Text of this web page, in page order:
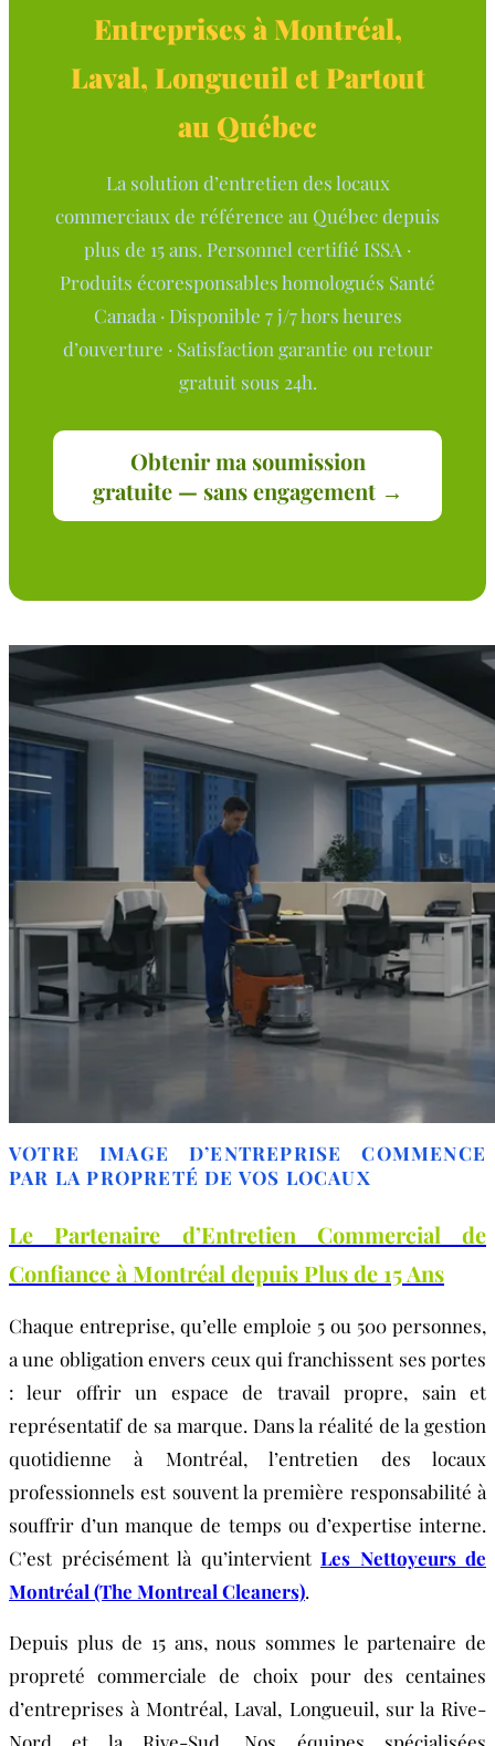
Entreprises à Montréal,
Laval, Longueuil et Partout
au Québec
La solution d’entretien des locaux
commerciaux de référence au Québec depuis
plus de 15 ans. Personnel certifié ISSA ·
Produits écoresponsables homologués Santé
Canada · Disponible 7 j/7 hors heures
d’ouverture · Satisfaction garantie ou retour
gratuit sous 24h.
Obtenir ma soumission
gratuite — sans engagement →
VOTRE IMAGE D’ENTREPRISE COMMENCE
PAR LA PROPRETÉ DE VOS LOCAUX
Le Partenaire d’Entretien Commercial de
Confiance à Montréal depuis Plus de 15 Ans
Chaque entreprise, qu’elle emploie 5 ou 500 personnes,
a une obligation envers ceux qui franchissent ses portes
: leur offrir un espace de travail propre, sain et
représentatif de sa marque. Dans la réalité de la gestion
quotidienne à Montréal, l’entretien des locaux
professionnels est souvent la première responsabilité à
souffrir d’un manque de temps ou d’expertise interne.
C’est précisément là qu’intervient Les Nettoyeurs de
Montréal (The Montreal Cleaners).
Depuis plus de 15 ans, nous sommes le partenaire de
propreté commerciale de choix pour des centaines
d’entreprises à Montréal, Laval, Longueuil, sur la Rive-
Nord et la Rive-Sud. Nos équipes spécialisées